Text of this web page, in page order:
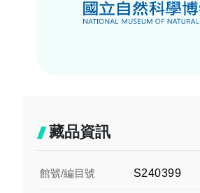
藏品資訊
館號/編目號 S240399